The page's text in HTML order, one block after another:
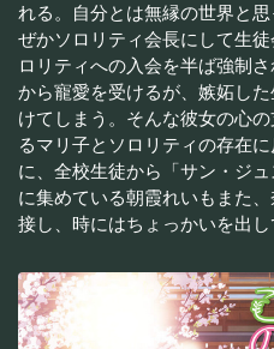
れる。自分とは無縁の世界と
ぜかソロリティ会長にして生
ロリティへの入会を半ば強制
から寵愛を受けるが、嫉妬し
けてしまう。そんな彼女の心
るマリ子とソロリティの存在
に、全校生徒から「サン・ジ
に集めている朝霞れいもまた
接し、時にはちょっかいを出し